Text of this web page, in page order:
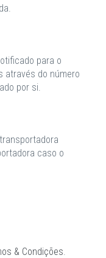
para o
através do número
por si.
caso o
& Condições.